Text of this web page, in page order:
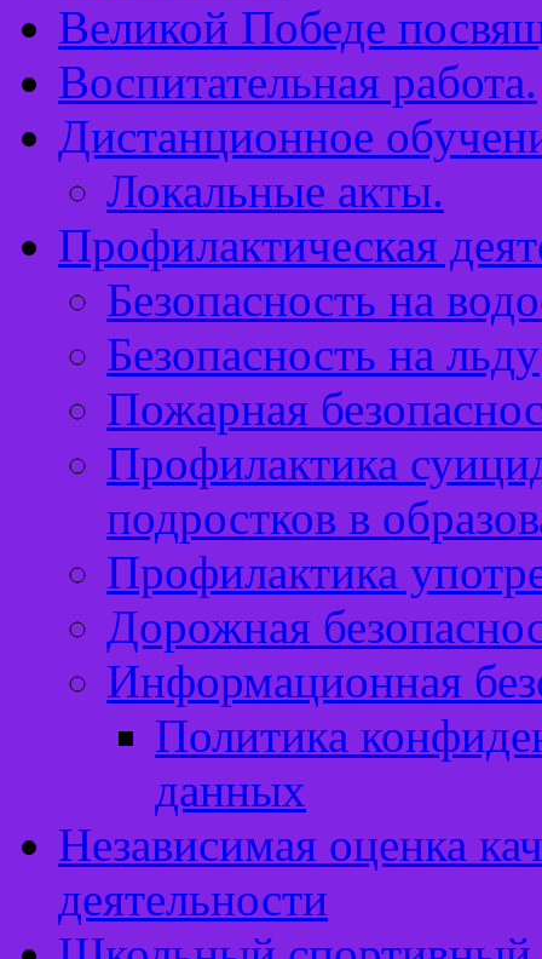
Великой Победе
Воспитательная работа.
Дистанционное
Локальные акты.
Профилактическая
Безопасность на
Безопасность на льду
Пожарная
Профилактика
подростков в
Профилактика
Дорожная
Информационная
Политика
данных
Независимая оценка
деятельности